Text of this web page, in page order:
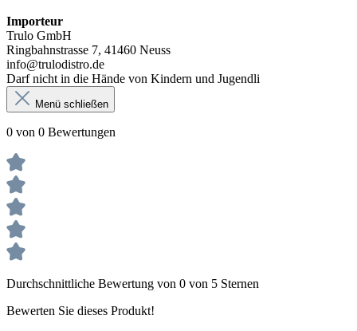
Importeur
Trulo GmbH
Ringbahnstrasse 7, 41460 Neuss
info@trulodistro.de
Darf nicht in die Hände von Kindern und Jugendli
Menü schließen
0 von 0 Bewertungen
Durchschnittliche Bewertung von 0 von 5 Sternen
Bewerten Sie dieses Produkt!